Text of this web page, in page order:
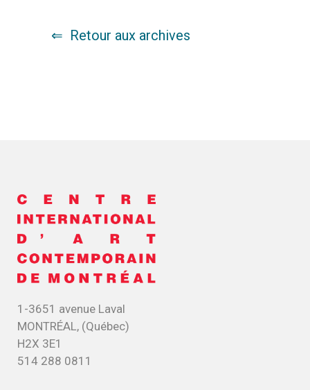
Retour aux archives
1-3651 avenue Laval
MONTRÉAL, (Québec)
H2X 3E1
514 288 0811